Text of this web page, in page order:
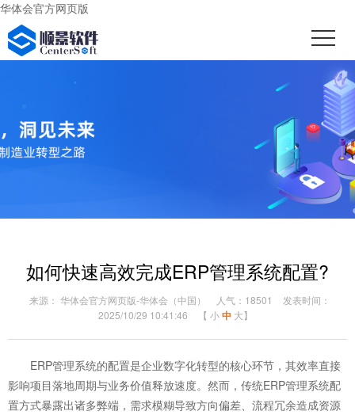
华体会官方网页版
如何快速高效完成ERP管理系统配置?
来源： 华体会官方网页版-华体会（中国） 人气：18501
发表时间：
2025/10/29 10:41:46
【 小中 大】
ERP管理系统的配置是企业数字化转型的核心环节，其效率直接
影响项目落地周期与业务价值释放速度。然而，传统ERP管理系统配
置方式暴露出诸多弊端，需求模糊导致方向偏差、流程冗余造成资源